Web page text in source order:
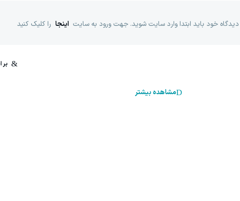
خود باید ابتدا وارد سایت شوید. جهت ورود به سایت اینجا را کلیک کنید
مشاهده بیشتر